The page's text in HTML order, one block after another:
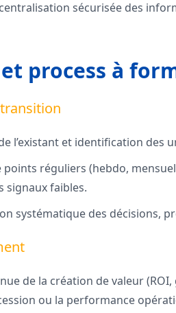
sécurisée des
process à
l’existant et identification des
points réguliers (hebdo,
signaux faibles.
systématique des décisions,
de la création de valeur
ou la performance